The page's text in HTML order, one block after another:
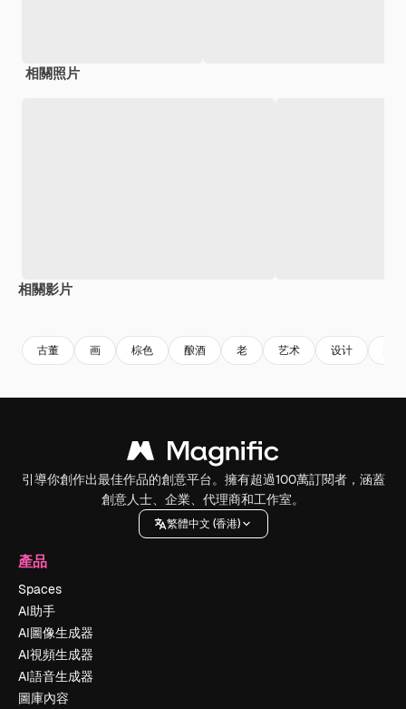
相關照片
相關影片
古董 画 棕色 酿酒 老 艺术 设计
引導你創作出最佳作品的創意平台。擁有超過100萬訂閱者，涵蓋
創意人士、企業、代理商和工作室。
繁體中文 (香港)
產品
Spaces
AI助手
AI圖像生成器
AI視頻生成器
AI語音生成器
圖庫內容